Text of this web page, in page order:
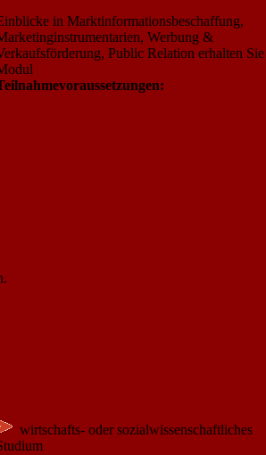
in Marktinformationsbeschaffung,
Werbung &
Public Relation erhalten
wirtschafts- oder sozialwissenschaftliches